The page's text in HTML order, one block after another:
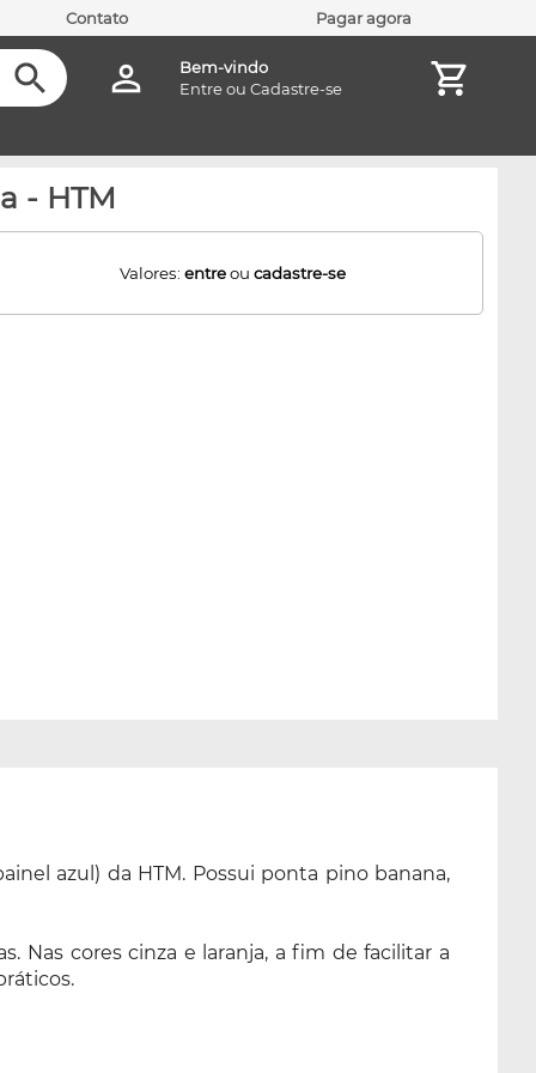
Contato Pagar agora
Bem-vindo
Entreou Cadastre-se
- HTM
Valores:entreoucadastre-se
azul) da HTM. Possui ponta pino banana,
Nas cores cinza e laranja, a fim de facilitar a